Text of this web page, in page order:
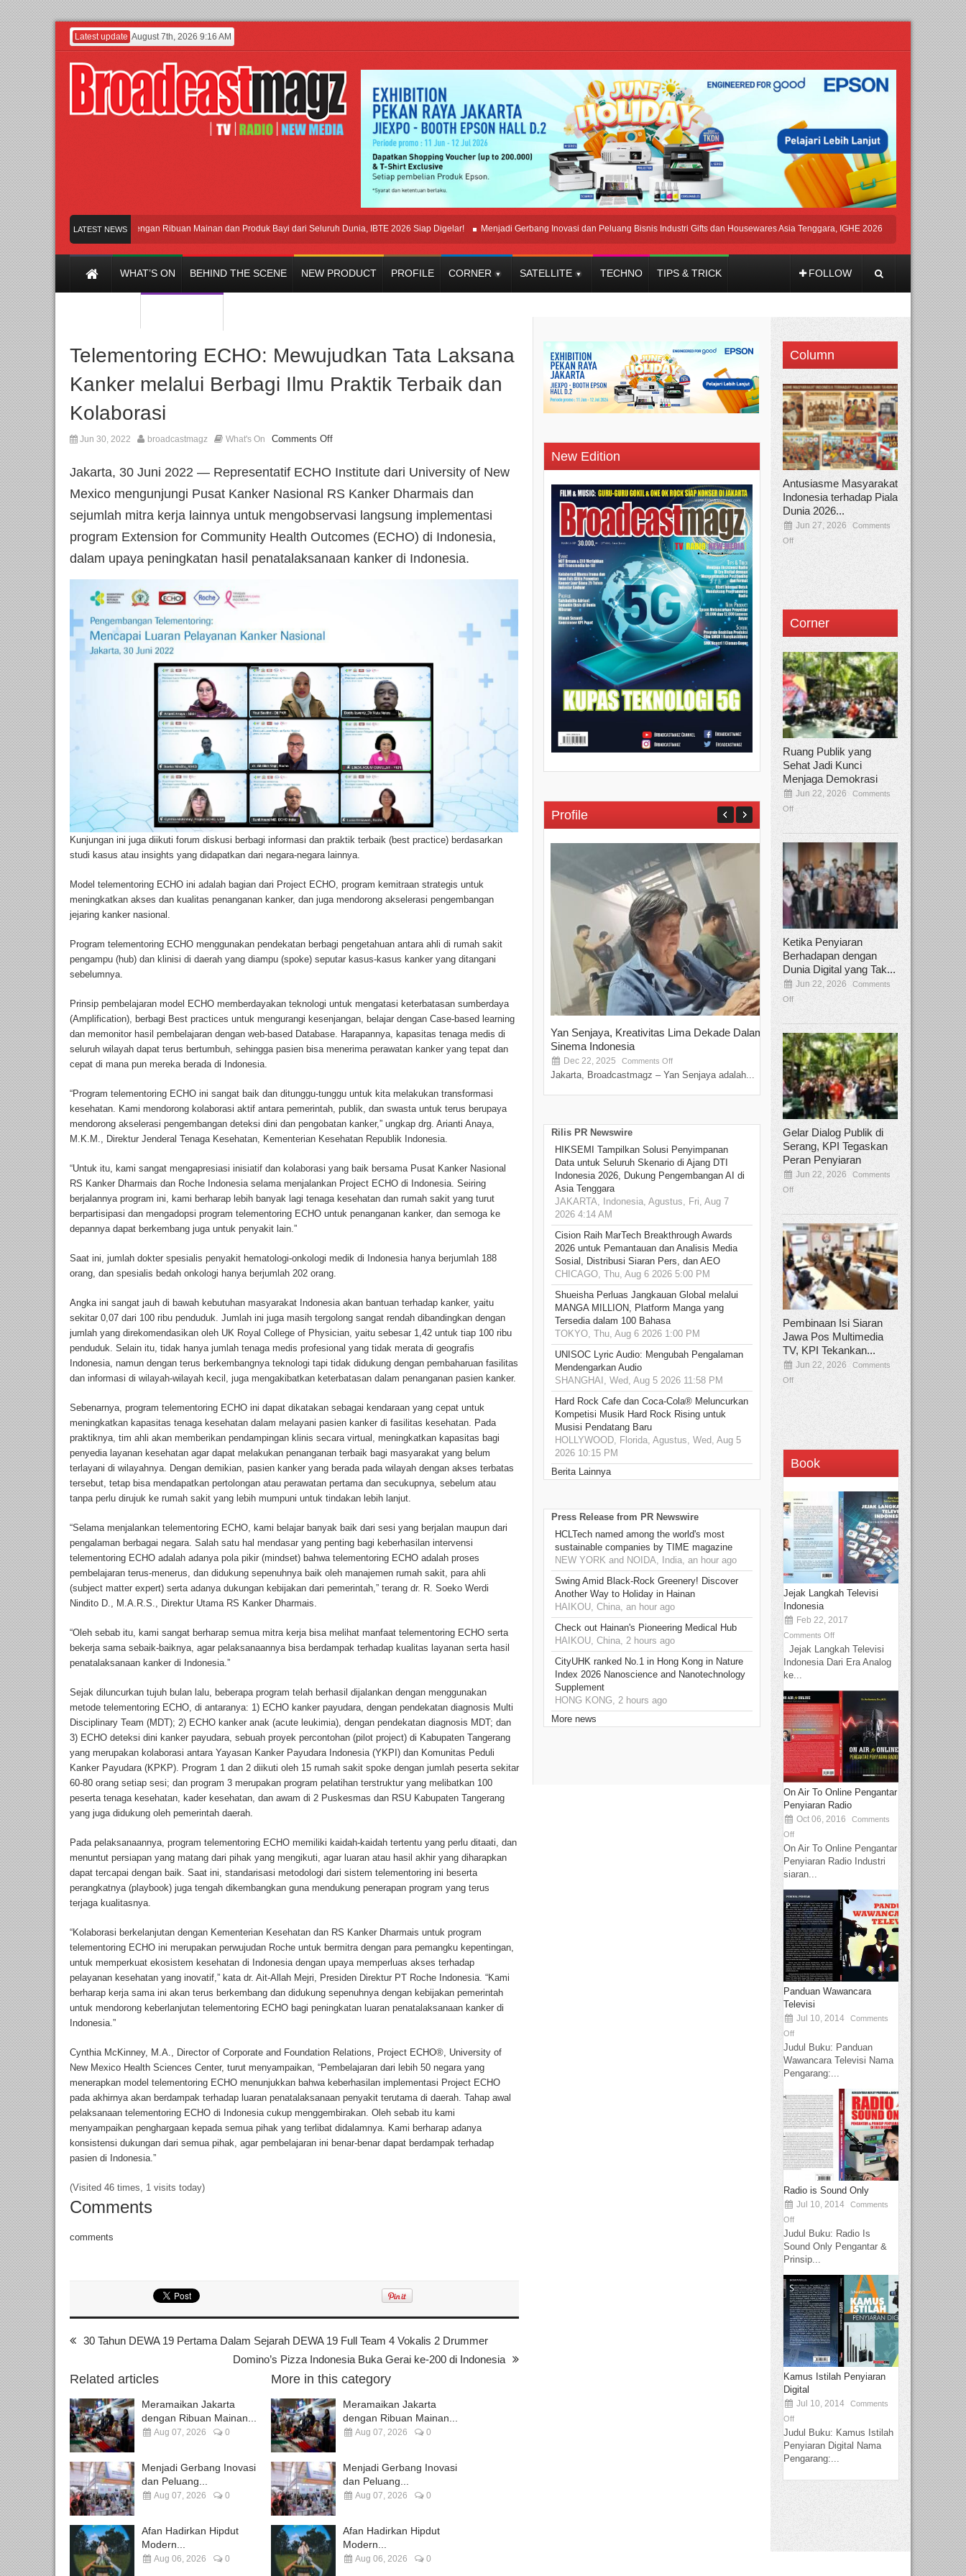
Latest update August 7th, 2026 9:16 AM
LATEST NEWS
Meramaikan Jakarta dengan Ribuan Mainan dan Produk Bayi dari Seluruh Dunia, IBTE 2026 Siap Digelar! Menjadi Gerbang Inovasi dan Peluang Bisnis Industri Gifts dan Housewares Asia Tenggara, IGHE 2026 Kembali Digelar di Jakarta
WHAT’S ON BEHIND THE SCENE NEW PRODUCT PROFILE CORNER SATELLITE TECHNO TIPS & TRICK FOLLOW
Telementoring ECHO: Mewujudkan Tata Laksana
Kanker melalui Berbagi Ilmu Praktik Terbaik dan
Kolaborasi
Jun 30, 2022 broadcastmagz What's On Comments Off
Jakarta, 30 Juni 2022 — Representatif ECHO Institute dari University of New
Mexico mengunjungi Pusat Kanker Nasional RS Kanker Dharmais dan
sejumlah mitra kerja lainnya untuk mengobservasi langsung implementasi
program Extension for Community Health Outcomes (ECHO) di Indonesia,
dalam upaya peningkatan hasil penatalaksanaan kanker di Indonesia.
Kunjungan ini juga diikuti forum diskusi berbagi informasi dan praktik terbaik (best practice) berdasarkan
studi kasus atau insights yang didapatkan dari negara-negara lainnya.
Model telementoring ECHO ini adalah bagian dari Project ECHO, program kemitraan strategis untuk
meningkatkan akses dan kualitas penanganan kanker, dan juga mendorong akselerasi pengembangan
jejaring kanker nasional.
Program telementoring ECHO menggunakan pendekatan berbagi pengetahuan antara ahli di rumah sakit
pengampu (hub) dan klinisi di daerah yang diampu (spoke) seputar kasus-kasus kanker yang ditangani
sebelumnya.
Prinsip pembelajaran model ECHO memberdayakan teknologi untuk mengatasi keterbatasan sumberdaya
(Amplification), berbagi Best practices untuk mengurangi kesenjangan, belajar dengan Case-based learning
dan memonitor hasil pembelajaran dengan web-based Database. Harapannya, kapasitas tenaga medis di
seluruh wilayah dapat terus bertumbuh, sehingga pasien bisa menerima perawatan kanker yang tepat dan
cepat di mana pun mereka berada di Indonesia.
“Program telementoring ECHO ini sangat baik dan ditunggu-tunggu untuk kita melakukan transformasi
kesehatan. Kami mendorong kolaborasi aktif antara pemerintah, publik, dan swasta untuk terus berupaya
mendorong akselerasi pengembangan deteksi dini dan pengobatan kanker,” ungkap drg. Arianti Anaya,
M.K.M., Direktur Jenderal Tenaga Kesehatan, Kementerian Kesehatan Republik Indonesia.
“Untuk itu, kami sangat mengapresiasi inisiatif dan kolaborasi yang baik bersama Pusat Kanker Nasional
RS Kanker Dharmais dan Roche Indonesia selama menjalankan Project ECHO di Indonesia. Seiring
berjalannya program ini, kami berharap lebih banyak lagi tenaga kesehatan dan rumah sakit yang turut
berpartisipasi dan mengadopsi program telementoring ECHO untuk penanganan kanker, dan semoga ke
depannya dapat berkembang juga untuk penyakit lain.”
Saat ini, jumlah dokter spesialis penyakit hematologi-onkologi medik di Indonesia hanya berjumlah 188
orang, dan spesialis bedah onkologi hanya berjumlah 202 orang.
Angka ini sangat jauh di bawah kebutuhan masyarakat Indonesia akan bantuan terhadap kanker, yaitu
sekitar 0,07 dari 100 ribu penduduk. Jumlah ini juga masih tergolong sangat rendah dibandingkan dengan
jumlah yang direkomendasikan oleh UK Royal College of Physician, yaitu sebesar 1,42 untuk tiap 100 ribu
penduduk. Selain itu, tidak hanya jumlah tenaga medis profesional yang tidak merata di geografis
Indonesia, namun dengan terus berkembangnya teknologi tapi tidak didukung dengan pembaharuan fasilitas
dan informasi di wilayah-wilayah kecil, juga mengakibatkan keterbatasan dalam penanganan pasien kanker.
Sebenarnya, program telementoring ECHO ini dapat dikatakan sebagai kendaraan yang cepat untuk
meningkatkan kapasitas tenaga kesehatan dalam melayani pasien kanker di fasilitas kesehatan. Pada
praktiknya, tim ahli akan memberikan pendampingan klinis secara virtual, meningkatkan kapasitas bagi
penyedia layanan kesehatan agar dapat melakukan penanganan terbaik bagi masyarakat yang belum
terlayani di wilayahnya. Dengan demikian, pasien kanker yang berada pada wilayah dengan akses terbatas
tersebut, tetap bisa mendapatkan pertolongan atau perawatan pertama dan secukupnya, sebelum atau
tanpa perlu dirujuk ke rumah sakit yang lebih mumpuni untuk tindakan lebih lanjut.
“Selama menjalankan telementoring ECHO, kami belajar banyak baik dari sesi yang berjalan maupun dari
pengalaman berbagai negara. Salah satu hal mendasar yang penting bagi keberhasilan intervensi
telementoring ECHO adalah adanya pola pikir (mindset) bahwa telementoring ECHO adalah proses
pembelajaran terus-menerus, dan didukung sepenuhnya baik oleh manajemen rumah sakit, para ahli
(subject matter expert) serta adanya dukungan kebijakan dari pemerintah,” terang dr. R. Soeko Werdi
Nindito D., M.A.R.S., Direktur Utama RS Kanker Dharmais.
“Oleh sebab itu, kami sangat berharap semua mitra kerja bisa melihat manfaat telementoring ECHO serta
bekerja sama sebaik-baiknya, agar pelaksanaannya bisa berdampak terhadap kualitas layanan serta hasil
penatalaksanaan kanker di Indonesia.”
Sejak diluncurkan tujuh bulan lalu, beberapa program telah berhasil dijalankan dengan menggunakan
metode telementoring ECHO, di antaranya: 1) ECHO kanker payudara, dengan pendekatan diagnosis Multi
Disciplinary Team (MDT); 2) ECHO kanker anak (acute leukimia), dengan pendekatan diagnosis MDT; dan
3) ECHO deteksi dini kanker payudara, sebuah proyek percontohan (pilot project) di Kabupaten Tangerang
yang merupakan kolaborasi antara Yayasan Kanker Payudara Indonesia (YKPI) dan Komunitas Peduli
Kanker Payudara (KPKP). Program 1 dan 2 diikuti oleh 15 rumah sakit spoke dengan jumlah peserta sekitar
60-80 orang setiap sesi; dan program 3 merupakan program pelatihan terstruktur yang melibatkan 100
peserta tenaga kesehatan, kader kesehatan, dan awam di 2 Puskesmas dan RSU Kabupaten Tangerang
yang juga didukung oleh pemerintah daerah.
Pada pelaksanaannya, program telementoring ECHO memiliki kaidah-kaidah tertentu yang perlu ditaati, dan
menuntut persiapan yang matang dari pihak yang mengikuti, agar luaran atau hasil akhir yang diharapkan
dapat tercapai dengan baik. Saat ini, standarisasi metodologi dari sistem telementoring ini beserta
perangkatnya (playbook) juga tengah dikembangkan guna mendukung penerapan program yang terus
terjaga kualitasnya.
“Kolaborasi berkelanjutan dengan Kementerian Kesehatan dan RS Kanker Dharmais untuk program
telementoring ECHO ini merupakan perwujudan Roche untuk bermitra dengan para pemangku kepentingan,
untuk memperkuat ekosistem kesehatan di Indonesia dengan upaya memperluas akses terhadap
pelayanan kesehatan yang inovatif,” kata dr. Ait-Allah Mejri, Presiden Direktur PT Roche Indonesia. “Kami
berharap kerja sama ini akan terus berkembang dan didukung sepenuhnya dengan kebijakan pemerintah
untuk mendorong keberlanjutan telementoring ECHO bagi peningkatan luaran penatalaksanaan kanker di
Indonesia.”
Cynthia McKinney, M.A., Director of Corporate and Foundation Relations, Project ECHO®, University of
New Mexico Health Sciences Center, turut menyampaikan, “Pembelajaran dari lebih 50 negara yang
menerapkan model telementoring ECHO menunjukkan bahwa keberhasilan implementasi Project ECHO
pada akhirnya akan berdampak terhadap luaran penatalaksanaan penyakit terutama di daerah. Tahap awal
pelaksanaan telementoring ECHO di Indonesia cukup menggembirakan. Oleh sebab itu kami
menyampaikan penghargaan kepada semua pihak yang terlibat didalamnya. Kami berharap adanya
konsistensi dukungan dari semua pihak, agar pembelajaran ini benar-benar dapat berdampak terhadap
pasien di Indonesia.”
(Visited 46 times, 1 visits today)
Comments
comments
30 Tahun DEWA 19 Pertama Dalam Sejarah DEWA 19 Full Team 4 Vokalis 2 Drummer
Domino’s Pizza Indonesia Buka Gerai ke-200 di Indonesia
Related articles
Meramaikan Jakarta
dengan Ribuan Mainan...
Aug 07, 2026 0
Menjadi Gerbang Inovasi
dan Peluang...
Aug 07, 2026 0
Afan Hadirkan Hipdut
Modern...
Aug 06, 2026 0
More in this category
Meramaikan Jakarta
dengan Ribuan Mainan...
Aug 07, 2026 0
Menjadi Gerbang Inovasi
dan Peluang...
Aug 07, 2026 0
Afan Hadirkan Hipdut
Modern...
Aug 06, 2026 0
New Edition
Profile
Yan Senjaya, Kreativitas Lima Dekade Dalam
Sinema Indonesia
Dec 22, 2025 Comments Off
Jakarta, Broadcastmagz – Yan Senjaya adalah...
Tamee Irelly Menjadi Juri Open
Film Terbaru...
Sep 08, 2025 Comments Off
Bekasi, Broadcastmagz – Dalam upaya
talenta...
Rilis PR Newswire
HIKSEMI Tampilkan Solusi Penyimpanan
Data untuk Seluruh Skenario di Ajang DTI
Indonesia 2026, Dukung Pengembangan AI di
Asia Tenggara
JAKARTA, Indonesia, Agustus, Fri, Aug 7
2026 4:14 AM
Cision Raih MarTech Breakthrough Awards
2026 untuk Pemantauan dan Analisis Media
Sosial, Distribusi Siaran Pers, dan AEO
CHICAGO, Thu, Aug 6 2026 5:00 PM
Shueisha Perluas Jangkauan Global melalui
MANGA MILLION, Platform Manga yang
Tersedia dalam 100 Bahasa
TOKYO, Thu, Aug 6 2026 1:00 PM
UNISOC Lyric Audio: Mengubah Pengalaman
Mendengarkan Audio
SHANGHAI, Wed, Aug 5 2026 11:58 PM
Hard Rock Cafe dan Coca-Cola® Meluncurkan
Kompetisi Musik Hard Rock Rising untuk
Musisi Pendatang Baru
HOLLYWOOD, Florida, Agustus, Wed, Aug 5
2026 10:15 PM
Berita Lainnya
Press Release from PR Newswire
HCLTech named among the world's most
sustainable companies by TIME magazine
NEW YORK and NOIDA, India, an hour ago
Swing Amid Black‑Rock Greenery! Discover
Another Way to Holiday in Hainan
HAIKOU, China, an hour ago
Check out Hainan's Pioneering Medical Hub
HAIKOU, China, 2 hours ago
CityUHK ranked No.1 in Hong Kong in Nature
Index 2026 Nanoscience and Nanotechnology
Supplement
HONG KONG, 2 hours ago
More news
Column
Antusiasme Masyarakat
Indonesia terhadap Piala
Dunia 2026...
Jun 27, 2026
Comments
Off
Corner
Ruang Publik yang
Sehat Jadi Kunci
Menjaga Demokrasi
Jun 22, 2026
Comments
Off
Ketika Penyiaran
Berhadapan dengan
Dunia Digital yang Tak...
Jun 22, 2026
Comments
Off
Gelar Dialog Publik di
Serang, KPI Tegaskan
Peran Penyiaran
Jun 22, 2026
Comments
Off
Pembinaan Isi Siaran
Jawa Pos Multimedia
TV, KPI Tekankan...
Jun 22, 2026
Comments
Off
Book
Jejak Langkah Televisi
Indonesia
Feb 22, 2017
Comments Off
Jejak Langkah Televisi
Indonesia Dari Era Analog
ke...
On Air To Online Pengantar
Penyiaran Radio
Oct 06, 2016
Comments
Off
On Air To Online Pengantar
Penyiaran Radio Industri
siaran...
Panduan Wawancara
Televisi
Jul 10, 2014
Comments
Off
Judul Buku: Panduan
Wawancara Televisi Nama
Pengarang:...
Radio is Sound Only
Jul 10, 2014
Comments
Off
Judul Buku: Radio Is
Sound Only Pengantar &
Prinsip...
Kamus Istilah Penyiaran
Digital
Jul 10, 2014
Comments
Off
Judul Buku: Kamus Istilah
Penyiaran Digital Nama
Pengarang:...